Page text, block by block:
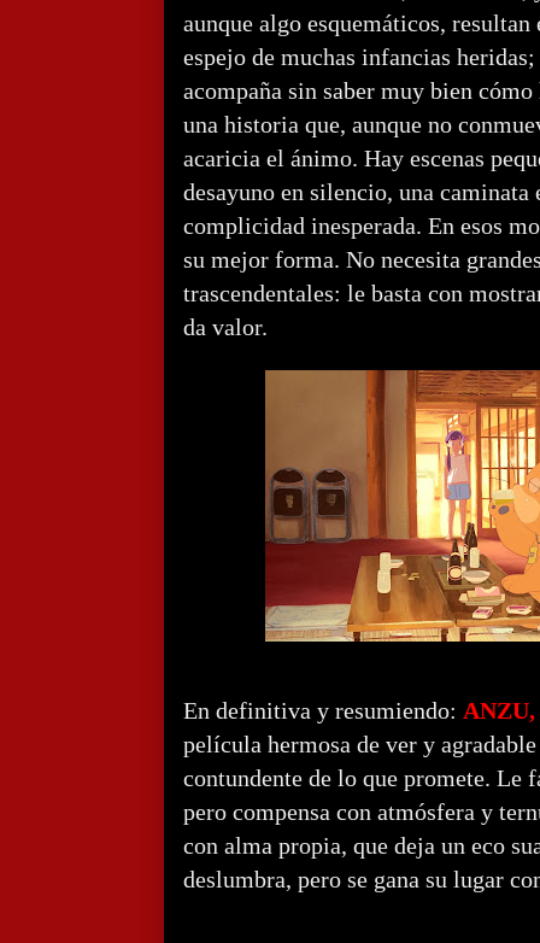
aunque algo esquemáticos,
espejo de muchas infancias
acompaña sin saber muy bien
una historia que, aunque no
acaricia el ánimo. Hay escenas
desayuno en silencio, una caminata
complicidad inesperada. En esos
su mejor forma. No necesita
trascendentales: le basta con
da valor.
En definitiva y resumiendo:
película hermosa de ver y
contundente de lo que promete. Le
pero compensa con atmósfera y
con alma propia, que deja un eco
deslumbra, pero se gana su lugar